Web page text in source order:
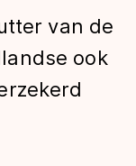
van de
ook